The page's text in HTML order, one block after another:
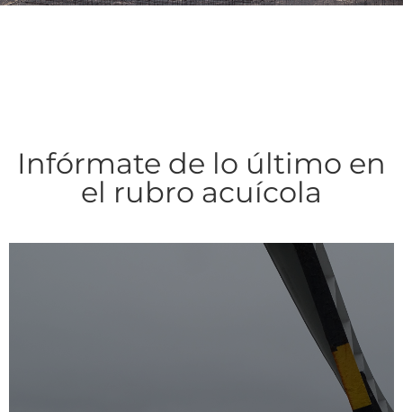
Infórmate de lo último en
el rubro acuícola